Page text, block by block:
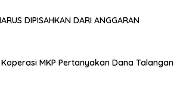
DIPISAHKAN DARI ANGGARAN
MKP Pertanyakan Dana Talangan